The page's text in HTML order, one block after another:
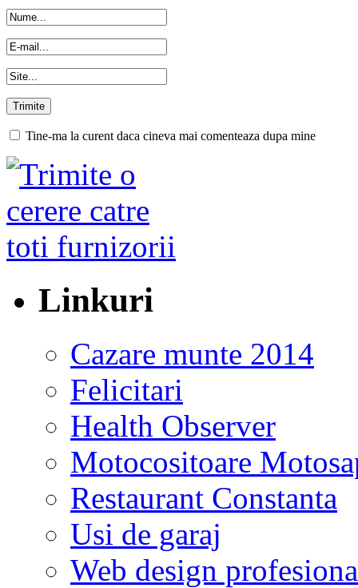
Tine-ma la curent daca cineva mai comenteaza dupa mine
Linkuri
Cazare munte 2014
Felicitari
Health Observer
Motocositoare
Restaurant Constanta
Usi de garaj
Web design